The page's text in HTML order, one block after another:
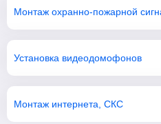
Монтаж охранно-пожарной
Установка видеодомофонов
Монтаж интернета, СКС